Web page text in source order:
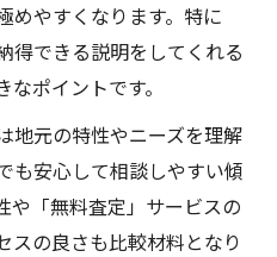
めやすくなります。特に
得できる説明をしてくれる
ポイントです。
地元の特性やニーズを理解
も安心して相談しやすい傾
や「無料査定」サービスの
スの良さも比較材料となり